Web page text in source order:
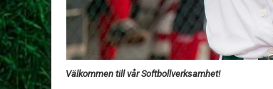
Välkommen till vår Softbollverksamhet!